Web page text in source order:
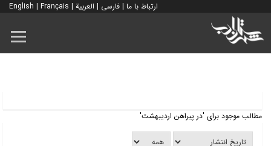
ارتباط با ما | فارسی | العربية |
English | Français
مطالب موجود برای 'در پیراهن اردیبهشت'